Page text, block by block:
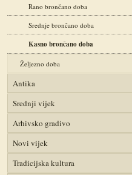
Rano brončano doba
Srednje brončano doba
Kasno brončano doba
Željezno doba
Antika
Srednji vijek
Arhivsko gradivo
Novi vijek
Tradicijska kultura